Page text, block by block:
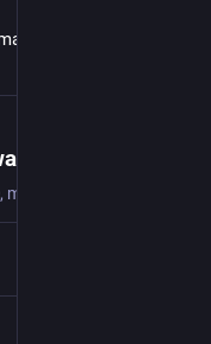
gebeten, da